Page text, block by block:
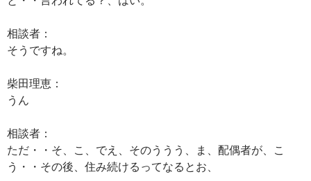
相談者：
そうですね。
柴田理恵：
うん
相談者：
ただ・・そ、こ、でえ、そのううう、ま、配偶者が、こ
う・・その後、住み続けるってなるとお、